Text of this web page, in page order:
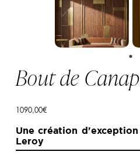
Bout de
1090,00€
Une création
Leroy